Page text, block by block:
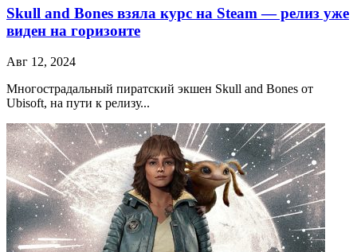
Skull and Bones взяла курс на Steam — релиз уже
виден на горизонте
Авг 12, 2024
Многострадальный пиратский экшен Skull and Bones от
Ubisoft, на пути к релизу...